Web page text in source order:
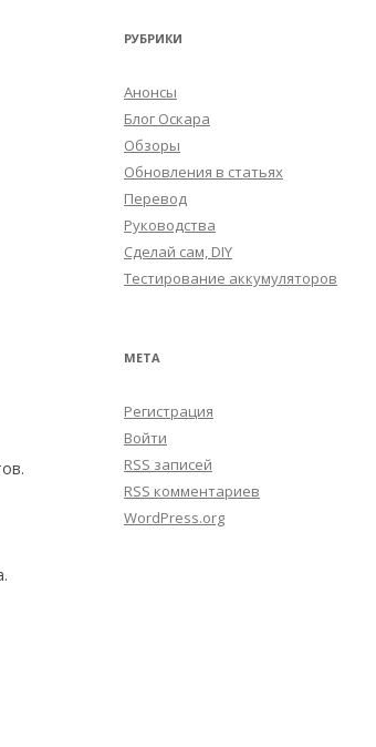
РУБРИКИ
Анонсы
Блог Оскара
Обзоры
Обновления в статьях
Перевод
Руководства
Сделай сам, DIY
Тестирование аккумуляторов
МЕТА
Регистрация
Войти
RSS записей
RSS комментариев
WordPress.org